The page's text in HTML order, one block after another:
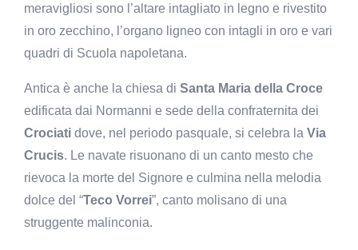
meravigliosi sono l’altare intagliato in legno e rivestito
in oro zecchino, l’organo ligneo con intagli in oro e vari
quadri di Scuola napoletana.
Antica è anche la chiesa di Santa Maria della Croce
edificata dai Normanni e sede della confraternita dei
Crociati dove, nel periodo pasquale, si celebra la Via
Crucis. Le navate risuonano di un canto mesto che
rievoca la morte del Signore e culmina nella melodia
dolce del “Teco Vorrei”, canto molisano di una
struggente malinconia.